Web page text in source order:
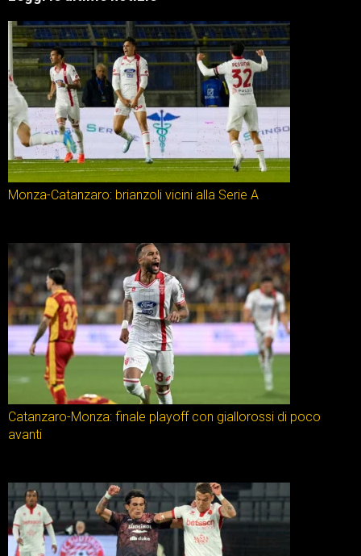
Monza-Catanzaro: brianzoli vicini alla Serie A
Catanzaro-Monza: finale playoff con giallorossi di poco
avanti